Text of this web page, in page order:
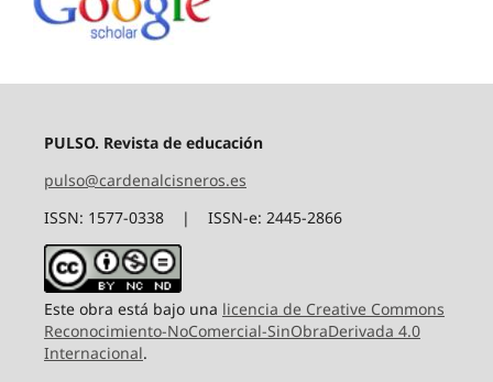
PULSO. Revista de educación
pulso@cardenalcisneros.es
ISSN: 1577-0338 | ISSN-e: 2445-2866
Este obra está bajo una licencia de Creative Commons
Reconocimiento-NoComercial-SinObraDerivada 4.0
Internacional.